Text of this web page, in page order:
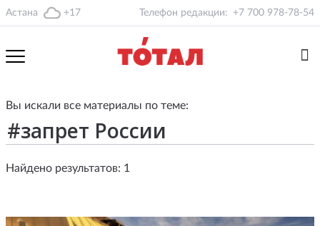
Астана +17 Телефон редакции: +7 700 978-78-54
Вы искали все материалы по теме:
Найдено результатов: 1